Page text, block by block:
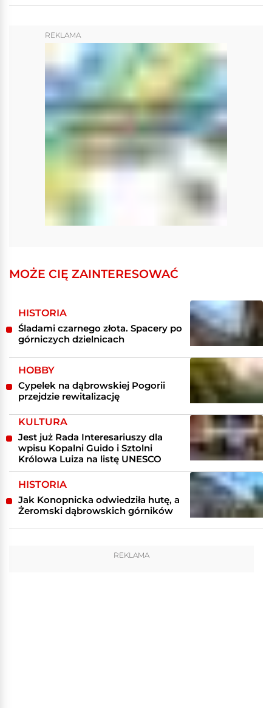
REKLAMA
MOŻE CIĘ ZAINTERESOWAĆ
HISTORIA
Śladami czarnego złota. Spacery po
górniczych dzielnicach
HOBBY
Cypelek na dąbrowskiej Pogorii
przejdzie rewitalizację
KULTURA
Jest już Rada Interesariuszy dla
wpisu Kopalni Guido i Sztolni
Królowa Luiza na listę UNESCO
HISTORIA
Jak Konopnicka odwiedziła hutę, a
Żeromski dąbrowskich górników
REKLAMA